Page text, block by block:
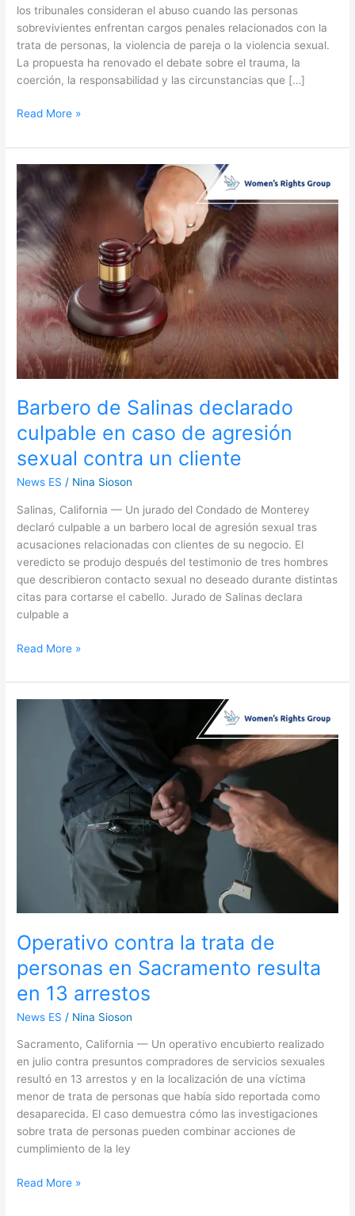
los tribunales consideran el abuso cuando las personas
sobrevivientes enfrentan cargos penales relacionados con la
trata de personas, la violencia de pareja o la violencia sexual.
La propuesta ha renovado el debate sobre el trauma, la
coerción, la responsabilidad y las circunstancias que […]
Read More »
Barbero de Salinas declarado
culpable en caso de agresión
sexual contra un cliente
News ES / Nina Sioson
Salinas, California — Un jurado del Condado de Monterey
declaró culpable a un barbero local de agresión sexual tras
acusaciones relacionadas con clientes de su negocio. El
veredicto se produjo después del testimonio de tres hombres
que describieron contacto sexual no deseado durante distintas
citas para cortarse el cabello. Jurado de Salinas declara
culpable a
Barbero
de
Salinas
declarado
culpable
en
caso
de
agresión
sexual
contra
un
cliente
Read More »
Operativo contra la trata de
personas en Sacramento resulta
en 13 arrestos
News ES / Nina Sioson
Sacramento, California — Un operativo encubierto realizado
en julio contra presuntos compradores de servicios sexuales
resultó en 13 arrestos y en la localización de una víctima
menor de trata de personas que había sido reportada como
desaparecida. El caso demuestra cómo las investigaciones
sobre trata de personas pueden combinar acciones de
cumplimiento de la ley
Operativo
personas
Sacramento
Read More »